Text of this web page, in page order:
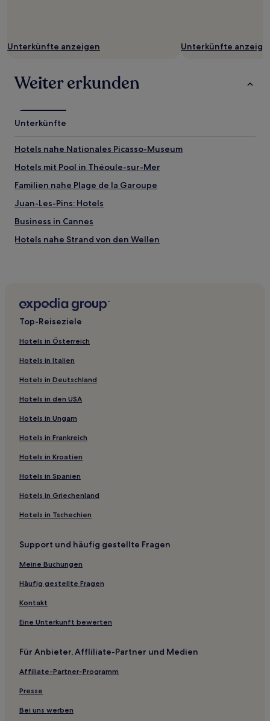
Bedingungen
Unterkünfte anzeigen Unterkünfte
Weiter erkunden
Unterkünfte
Hotels nahe Nationales Picasso-Museum
Hotels mit Pool in Théoule-sur-Mer
Familien nahe Plage de la Garoupe
Juan-Les-Pins: Hotels
Business in Cannes
Hotels nahe Strand von den Wellen
Luxus in Antibes
Vallauris Hotels
Hotels nahe La Californie
Hotels mit Parkplatz in Antibes
3-Sterne-Hotels in Altstadt von Cannes
Familien in Saint-Paul de Vence
Stadtzentrum von Cannes: Hotels
Hotels mit inbegriffenem Frühstück nahe Historische
Stadt Saint-Paul-de-Vence
Haustierfreundliche in Valbonne
4-Sterne-Hotels in Altstadt von Cannes
Hotels nahe Rathaus von Cannes
Familien in Französische Riviera
Hotels nahe Cathédrale Notre-Dame-de-la-Platea
d'Antibes
Golfe-Juan: Hotels
Hotels mit Pool in Altstadt von Cannes
Top-Reiseziele
Hotels in Österreich
Hotels in Italien
Hotels in Deutschland
Hotels in den USA
Hotels in Ungarn
Hotels in Frankreich
Hotels in Kroatien
Hotels in Spanien
Hotels in Griechenland
Hotels in Tschechien
Support und häufig gestellte Fragen
Meine Buchungen
Häufig gestellte Fragen
Kontakt
Eine Unterkunft bewerten
Für Anbieter, Affliliate-Partner und Medien
Affiliate-Partner-Programm
Presse
Bei uns werben